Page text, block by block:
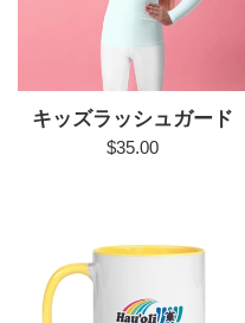
キッズラッシュガード
Regular
$35.00